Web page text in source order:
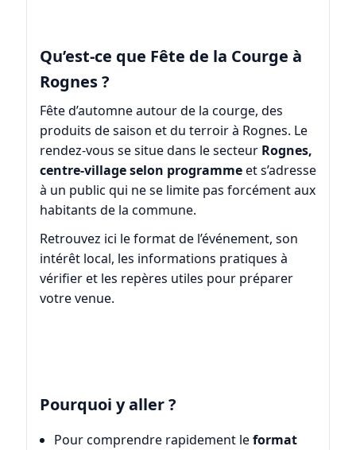
Qu’est-ce que Fête de la Courge à
Rognes ?
Fête d’automne autour de la courge, des
produits de saison et du terroir à Rognes. Le
rendez-vous se situe dans le secteur Rognes,
centre-village selon programmeet s’adresse
à un public qui ne se limite pas forcément aux
habitants de la commune.
Retrouvez ici le format de l’événement, son
intérêt local, les informations pratiques à
vérifier et les repères utiles pour préparer
votre venue.
Pourquoi y aller ?
Pour comprendre rapidement leformat